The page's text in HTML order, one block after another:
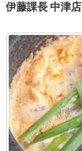
伊藤課長 中津店